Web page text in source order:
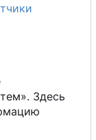
Здесь